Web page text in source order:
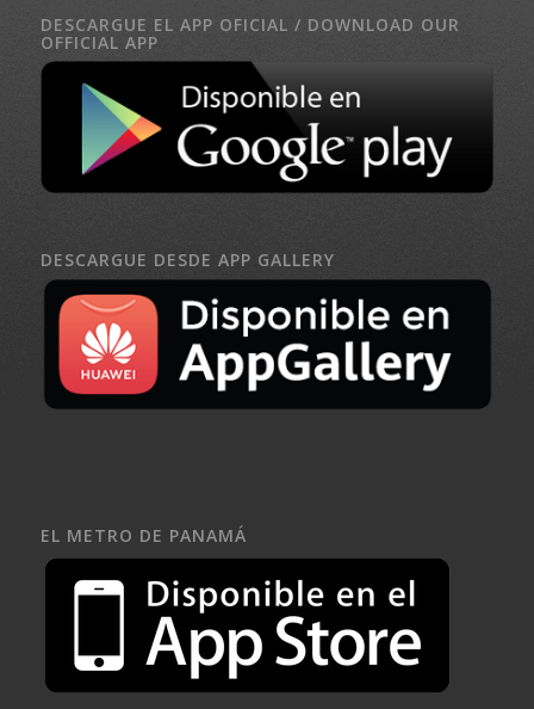
DESCARGUE EL APP OFICIAL / DOWNLOAD OUR
OFFICIAL APP
DESCARGUE DESDE APP GALLERY
EL METRO DE PANAMÁ